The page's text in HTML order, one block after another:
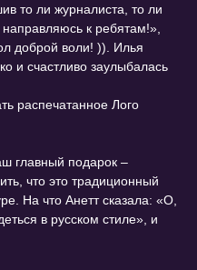
то ли журналиста, то ли
к ребятам!»,
доброй воли! )). Илья
и счастливо заулыбалась
распечатанное Лого
главный подарок –
что это традиционный
На что Анетт сказала: «О,
в русском стиле», и